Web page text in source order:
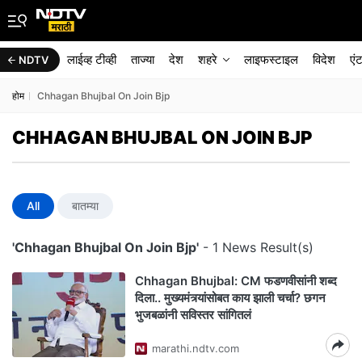
NDTV लाईव्ह टीव्ही ताज्या देश शहरे लाइफस्टाइल विदेश
होम Chhagan Bhujbal On Join Bjp
CHHAGAN BHUJBAL ON JOIN BJP
All बातम्या
'Chhagan Bhujbal On Join Bjp' - 1 News Result(s)
Chhagan Bhujbal: CM फडणवीसांनी शब्द
दिला.. मुख्यमंत्र्यांसोबत काय झाली चर्चा? छगन
भुजबळांनी सविस्तर सांगितलं
marathi.ndtv.com